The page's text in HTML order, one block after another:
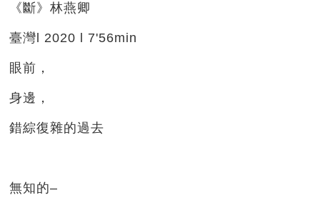
《斷》林燕卿
臺灣l 2020 l 7'56min
眼前，
身邊，
錯綜復雜的過去
無知的–